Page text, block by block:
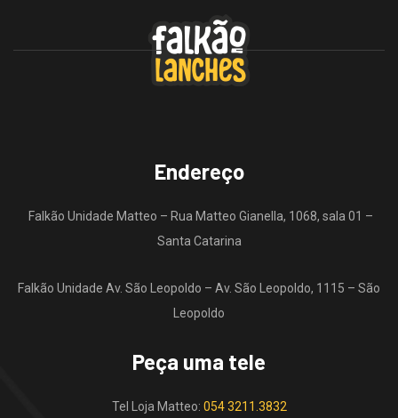
Endereço
Falkão Unidade Matteo – Rua Matteo Gianella, 1068, sala 01 –
Santa Catarina
Falkão Unidade Av. São Leopoldo – Av. São Leopoldo, 1115 – São
Leopoldo
Peça uma tele
Tel Loja Matteo: 054 3211.3832